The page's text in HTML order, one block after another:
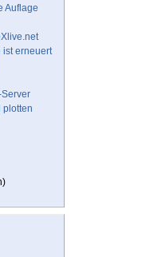
Auflage
ist erneuert
plotten